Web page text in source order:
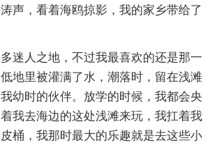
声，看着海鸥掠影，我的家乡带给了
迷人之地，不过我最喜欢的还是那一
地里被灌满了水，潮落时，留在浅滩
幼时的伙伴。放学的时候，我都会央
我去海边的这处浅滩来玩，我扛着我
桶，我那时最大的乐趣就是去这些小